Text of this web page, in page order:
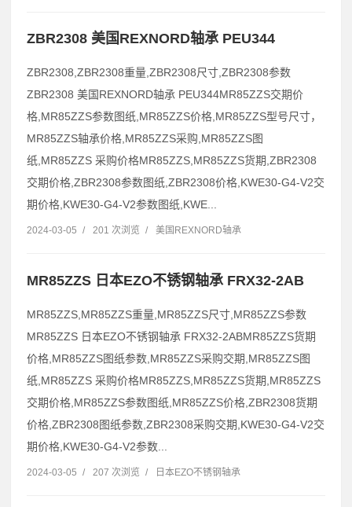
ZBR2308 美国REXNORD轴承 PEU344
ZBR2308,ZBR2308重量,ZBR2308尺寸,ZBR2308参数
ZBR2308 美国REXNORD轴承 PEU344MR85ZZS交期价
格,MR85ZZS参数图纸,MR85ZZS价格,MR85ZZS型号尺寸，
MR85ZZS轴承价格,MR85ZZS采购,MR85ZZS图
纸,MR85ZZS 采购价格MR85ZZS,MR85ZZS货期,ZBR2308
交期价格,ZBR2308参数图纸,ZBR2308价格,KWE30-G4-V2交
期价格,KWE30-G4-V2参数图纸,KWE...
2024-03-05 / 201 次浏览 / 美国REXNORD轴承
MR85ZZS 日本EZO不锈钢轴承 FRX32-2AB
MR85ZZS,MR85ZZS重量,MR85ZZS尺寸,MR85ZZS参数
MR85ZZS 日本EZO不锈钢轴承 FRX32-2ABMR85ZZS货期
价格,MR85ZZS图纸参数,MR85ZZS采购交期,MR85ZZS图
纸,MR85ZZS 采购价格MR85ZZS,MR85ZZS货期,MR85ZZS
交期价格,MR85ZZS参数图纸,MR85ZZS价格,ZBR2308货期
价格,ZBR2308图纸参数,ZBR2308采购交期,KWE30-G4-V2交
期价格,KWE30-G4-V2参数...
2024-03-05 / 207 次浏览 / 日本EZO不锈钢轴承